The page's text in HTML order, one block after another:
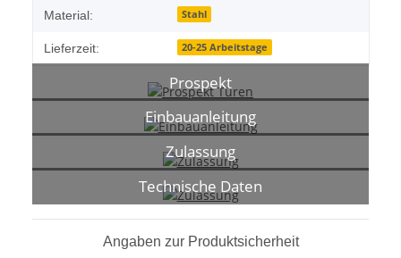
Material: Stahl
Lieferzeit: 20-25 Arbeitstage
Prospekt
Einbauanleitung
Zulassung
Technische Daten
Angaben zur Produktsicherheit